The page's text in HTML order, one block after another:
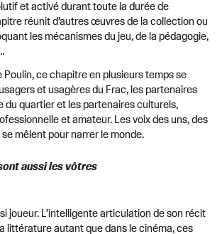
et activé durant toute la durée de
réunit d’autres œuvres de la collection ou
les mécanismes du jeu, de la pédagogie,
Poulin, ce chapitre en plusieurs temps se
et usagères du Frac, les partenaires
du quartier et les partenaires culturels,
et amateur. Les voix des uns, des
mêlent pour narrer le monde.
aussi les vôtres
joueur. L’intelligente articulation de son récit
littérature autant que dans le cinéma, ces